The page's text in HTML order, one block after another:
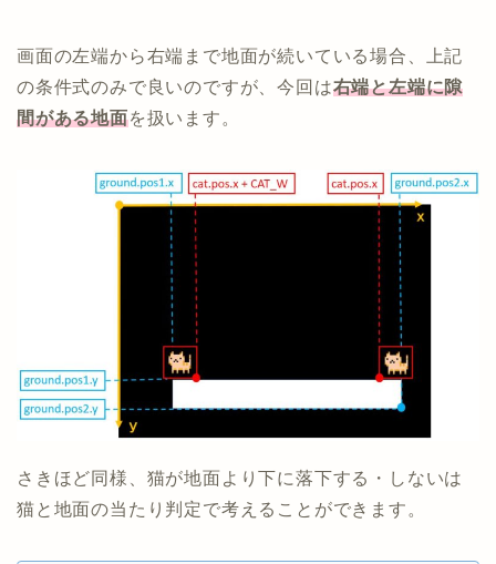
画面の左端から右端まで地面が続いている場合、上記
の条件式のみで良いのですが、今回は右端と左端に隙
間がある地面を扱います。
さきほど同様、猫が地面より下に落下する・しないは
猫と地面の当たり判定で考えることができます。